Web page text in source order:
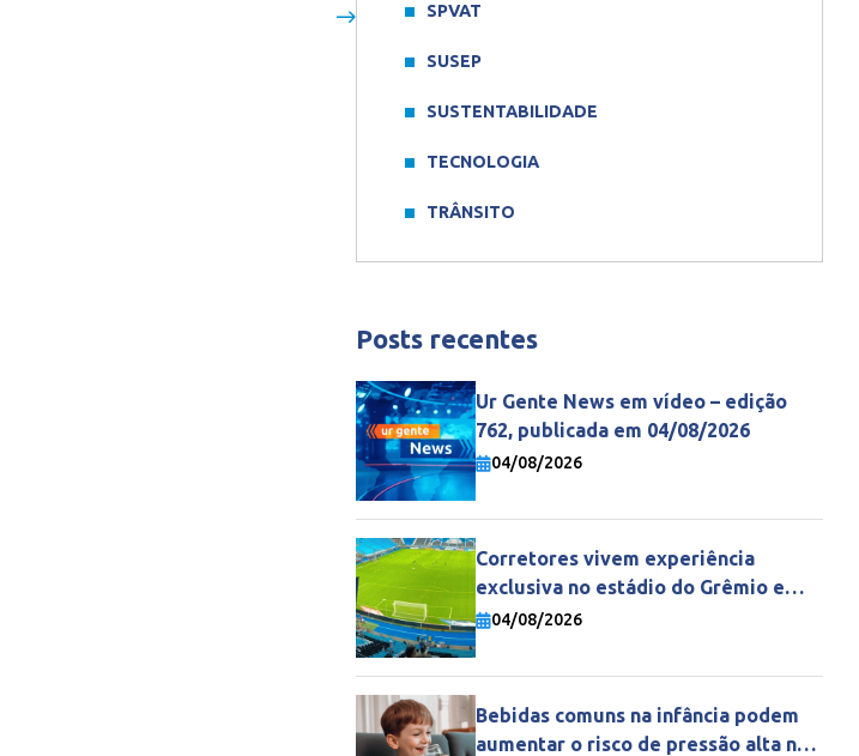
SPVAT
SUSEP
SUSTENTABILIDADE
TECNOLOGIA
TRÂNSITO
Posts recentes
Ur Gente News em vídeo – edição
762, publicada em 04/08/2026
04/08/2026
Corretores vivem experiência
exclusiva no estádio do Grêmio e
fortalecem parceria com a Gente
04/08/2026
Bebidas comuns na infância podem
aumentar o risco de pressão alta na